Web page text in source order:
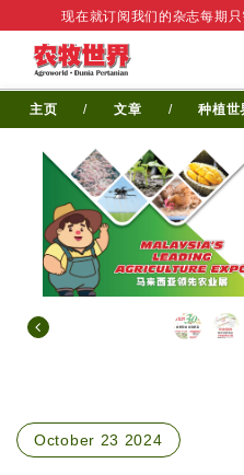
现在就订阅我们的杂志每期
主页 / 文章 / 种植世
October 23 2024